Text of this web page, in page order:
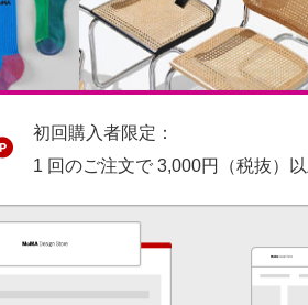
初回購入者限定：
1 回のご注文で 3,000円（税抜